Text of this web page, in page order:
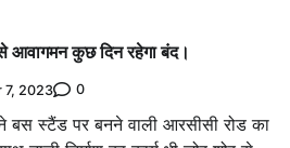
आवागमन कुछ दिन रहेगा बंद।
7, 2023 0
बस स्टैंड पर बनने वाली आरसीसी रोड का